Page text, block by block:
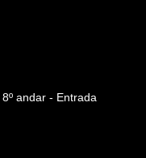
andar - Entrada